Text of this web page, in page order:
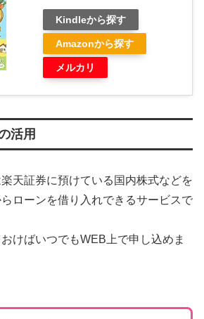
Kindleから探す
Amazonから探す
メルカリ
活用
天証券に預けている国内株式などを
ローンを借り入れできるサービスで
けばいつでもWEB上で申し込めま